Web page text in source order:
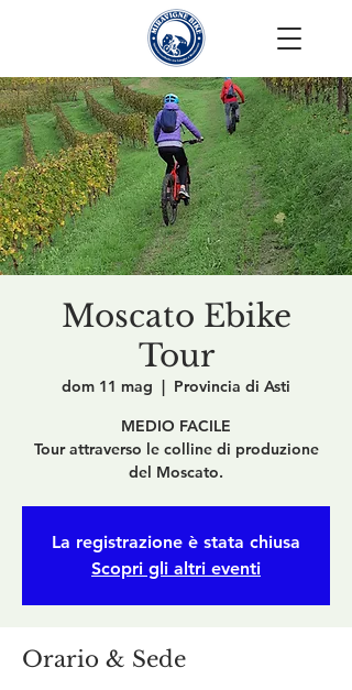
Moscato Ebike
Tour
dom 11 mag
  |
Provincia di Asti
MEDIO FACILE
Tour attraverso le colline di produzione
La registrazione è stata chiusa
Scopri gli altri eventi
Orario & Sede